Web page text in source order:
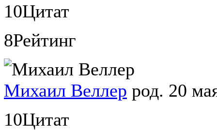
10Цитат
8Рейтинг
Михаил Веллер род. 20
10Цитат